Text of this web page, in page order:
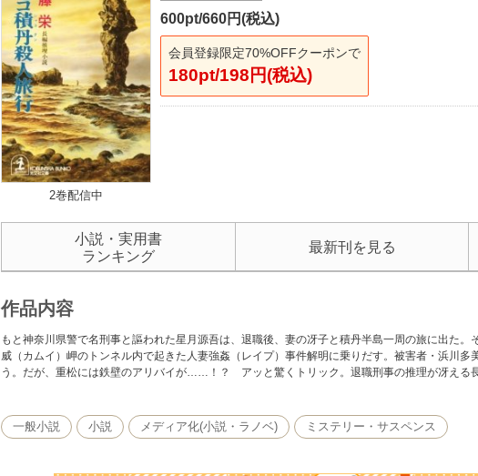
2巻配信中
600pt/660円(税込)
会員登録限定70%OFFクーポンで
180pt/198円(税込)
小説・実用書
ランキング
最新刊を見る
作品内容
もと神奈川県警で名刑事と謳われた星月源吾は、退職後、妻の冴子と積丹半島一周の旅に出た
威（カムイ）岬のトンネル内で起きた人妻強姦（レイプ）事件解明に乗りだす。被害者・浜川
う。だが、重松には鉄壁のアリバイが……！？ アッと驚くトリック。退職刑事の推理が冴える
一般小説 小説 メディア化(小説・ラノベ) ミステリー・サスペンス